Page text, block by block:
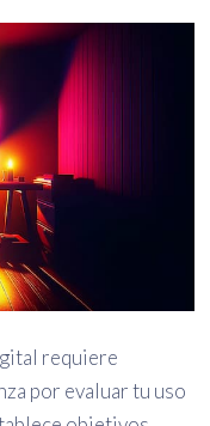
requiere
por evaluar tu uso